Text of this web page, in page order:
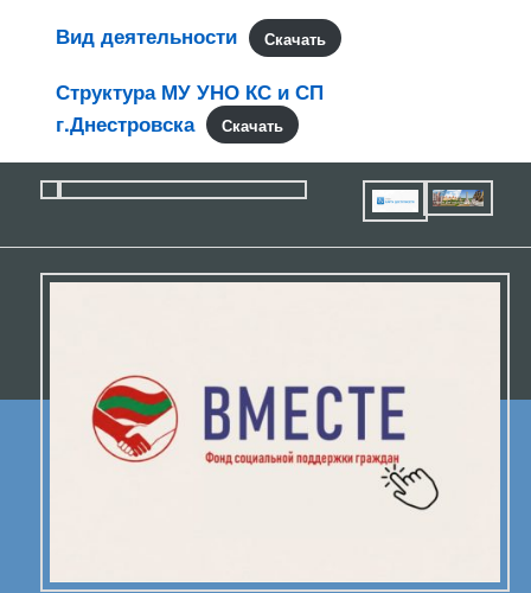
Вид деятельности Скачать
Структура МУ УНО КС и СП
г.Днестровска
Скачать